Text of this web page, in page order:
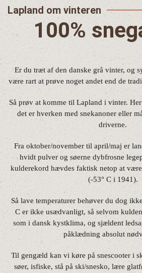
Lapland om vinteren
100%
Er du træt af den danske grå vinter, og
være rart at prøve noget andet end de
Så prøv at komme til Lapland i vinter.
det er hverken med snekanoner eller
driverne.
Fra oktober/november til april/maj er
hvidt pulver og søerne dybfrosne
kulderekord hævdes faktisk netop at
(-53° C i 1941).
Så lave temperaturer behøver du dog
C er ikke usædvanligt, så selvom
som i dansk kystklima, og sjældent
påklædning absolut
Til gengæld kan vi køre på snescooter i
søer, isfiske, stå på ski/snesko, lære